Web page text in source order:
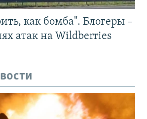
как бомба". Блогеры –
атак на Wildberries